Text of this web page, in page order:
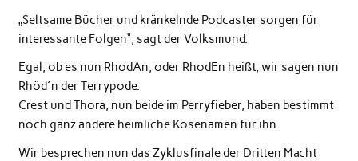
„Seltsame Bücher und kränkelnde Podcaster sorgen für
interessante Folgen“, sagt der Volksmund.
Egal, ob es nun RhodAn, oder RhodEn heißt, wir sagen nun
Rhöd´n der Terrypode.
Crest und Thora, nun beide im Perryfieber, haben bestimmt
noch ganz andere heimliche Kosenamen für ihn.
Wir besprechen nun das Zyklusfinale der Dritten Macht